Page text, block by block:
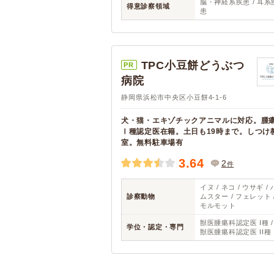
得意診察領域
脳・神経系疾患 / 耳系
患
PR
TPC小豆餅どうぶつ
病院
静岡県浜松市中央区小豆餅4-1-6
犬・猫・エキゾチックアニマルに対応。腫
Ⅰ種認定医在籍。土日も19時まで。しつけ
室。無料駐車場有
3.64 2件
診察動物
イヌ / ネコ / ウサギ /
ムスター / フェレット
モルモット
学位・認定・専門
獣医腫瘍科認定医 I種 /
獣医腫瘍科認定医 II種